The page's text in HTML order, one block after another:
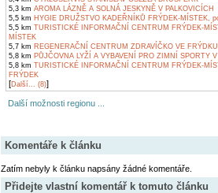
5,3 km AROMA LÁZNĚ A SOLNÁ JESKYNĚ V PALKOVICÍCH
5,5 km HYGIE DRUŽSTVO KADEŘNÍKŮ FRÝDEK-MÍSTEK,
5,5 km TURISTICKÉ INFORMAČNÍ CENTRUM FRÝDEK-
MÍSTEK
5,7 km REGENERAČNÍ CENTRUM ZDRAVÍČKO VE
5,8 km PŮJČOVNA LYŽÍ A VYBAVENÍ PRO ZIMNÍ SPORTY
5,8 km TURISTICKÉ INFORMAČNÍ CENTRUM FRÝDEK-
FRÝDEK
[Další... (8)]
Další možnosti regionu ...
Komentáře k článku
Zatím nebyly k článku napsány žádné komentáře.
Přidejte vlastní komentář k tomuto článku